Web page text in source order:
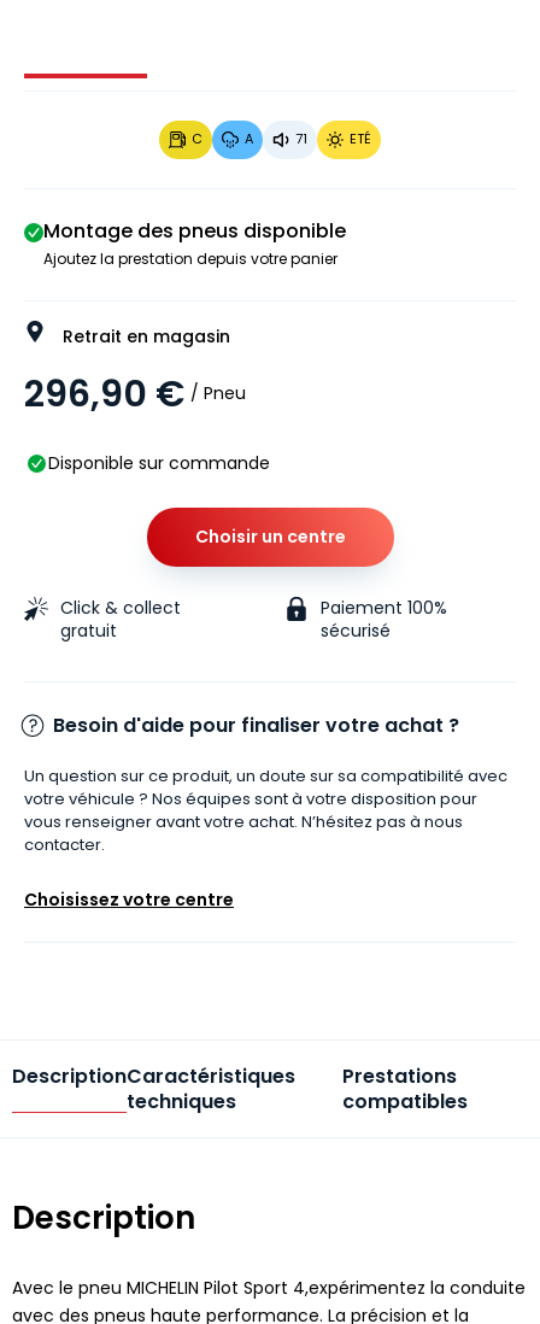
Image 1 sur 3
C A 71 ETÉ
Montage des pneus disponible
Ajoutez la prestation depuis votre panier
Retrait en magasin
296,90 € / Pneu
Disponible sur commande
Choisir un centre
Click & collect
gratuit
Paiement 100%
sécurisé
Besoin d'aide pour finaliser votre achat ?
Un question sur ce produit, un doute sur sa compatibilité avec
votre véhicule ? Nos équipes sont à votre disposition pour
vous renseigner avant votre achat. N’hésitez pas à nous
contacter.
Choisissez votre centre
DescriptionCaractéristiques
techniques
Prestations
compatibles
Description
Avec le pneu MICHELIN Pilot Sport 4,expérimentez la conduite
avec des pneus haute performance. La précision et la